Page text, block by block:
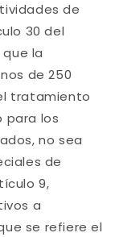
de
30 del
la
de 250
tratamiento
para los
no sea
de
9,
a
se refiere el